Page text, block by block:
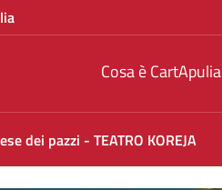
Cosa è CartApulia
dei pazzi - TEATRO KOREJA